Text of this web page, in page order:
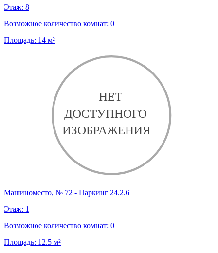
Этаж: 8
Возможное количество комнат: 0
Площадь: 14 м²
Машиноместо, № 72 - Паркинг 24.2.6
Этаж: 1
Возможное количество комнат: 0
Площадь: 12.5 м²